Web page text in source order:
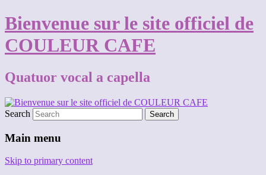
Bienvenue sur le site officiel de
COULEUR CAFE
Quatuor vocal a capella
Search
Main menu
Skip to primary content